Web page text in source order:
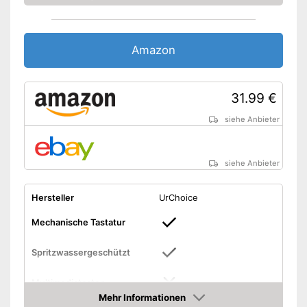
Amazon
31.99 €
siehe Anbieter
siehe Anbieter
Hersteller UrChoice
Mechanische Tastatur
Spritzwassergeschützt
Multimediatasten
Mehr Informationen